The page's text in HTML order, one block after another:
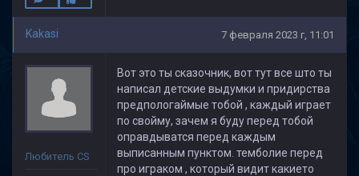
Kakasi 7 февраля 2023 г, 11:01
Любитель CS
Вот это ты сказочник, вот тут все што ты
написал детские выдумки и придирства
предпологаймые тобой , каждый играет
по свойму, зачем я буду перед тобой
оправдыватся перед каждым
выписанным пунктом. темболие перед
про играком , который видит какието